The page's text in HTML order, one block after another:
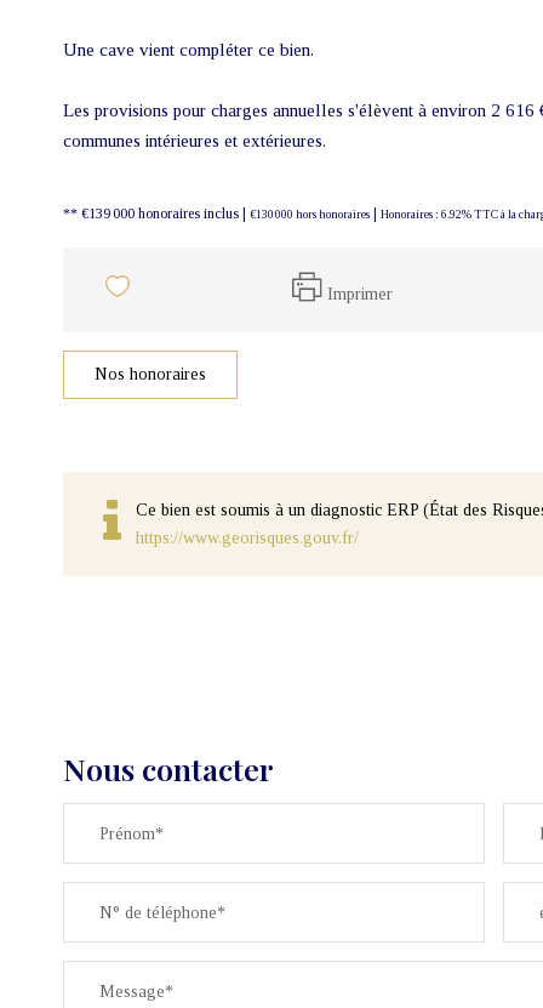
Une cave vient compléter ce bien.
Les provisions pour charges annuelles s'élèvent à environ 2
communes intérieures et extérieures.
** €139 000 honoraires inclus €130 000 hors honoraires Honoraires : 6.92% TTC à la
Imprimer
Nos honoraires
Ce bien est soumis à un diagnostic ERP (État des
https://www.georisques.gouv.fr/
Nous contacter
Prénom*
N° de téléphone*
Message*